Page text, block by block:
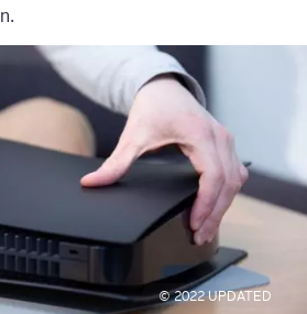
© 2022 UPDATED